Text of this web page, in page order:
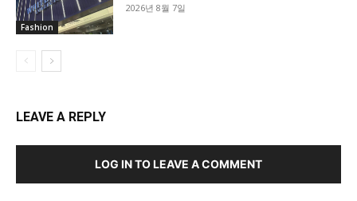
Fashion
2026년 8월 7일
LEAVE A REPLY
LOG IN TO LEAVE A COMMENT